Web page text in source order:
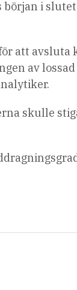
i
att
av
skulle